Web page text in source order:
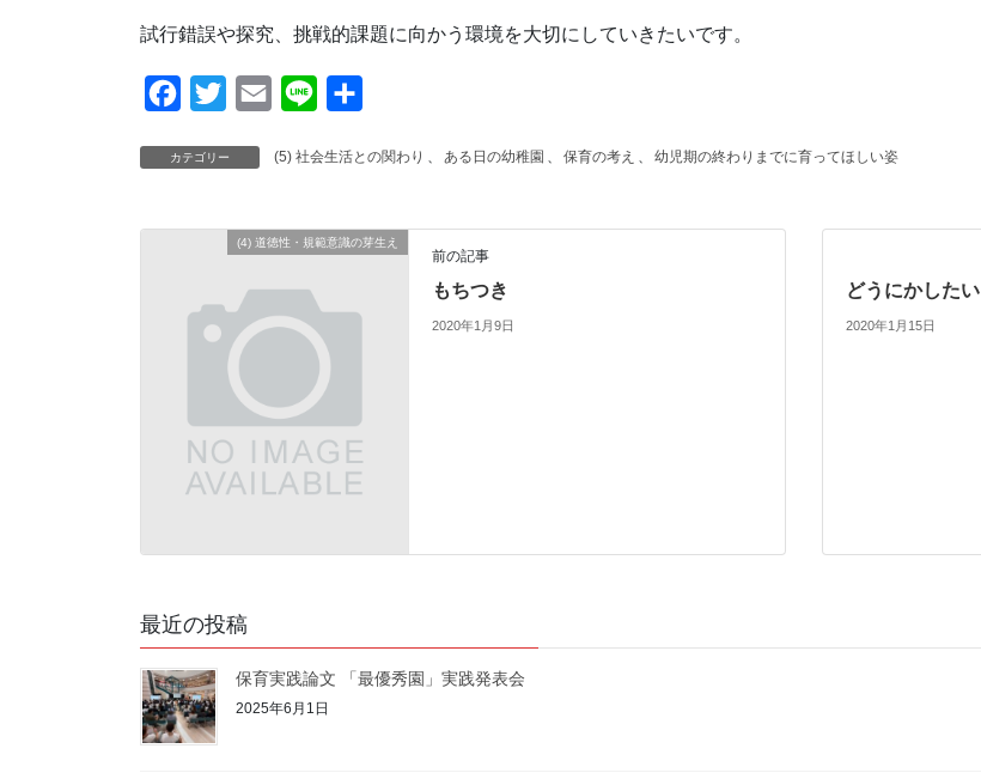
試行錯誤や探究、挑戦的課題に向かう環境を大切にしていきたいです。
c
i
t
r
a
l
n
カテゴリー (5) 社会生活との関わり 、 ある日の幼稚園 、 保育の考え 、 幼児期の終わりまでに育ってほしい姿
(4) 道徳性・規範意識の芽生え
前の記事
もちつき
2020年1月9日
どうにかしたい
2020年1月15日
最近の投稿
保育実践論文 「最優秀園」実践発表会
2025年6月1日